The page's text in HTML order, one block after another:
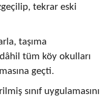
tekrar eski
taşıma
tüm köy okulları
geçti.
sınıf uygulamasını